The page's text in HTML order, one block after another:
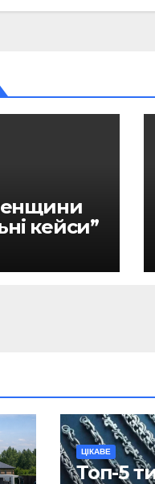
кейси”
ЦІКАВЕ
Топ-5